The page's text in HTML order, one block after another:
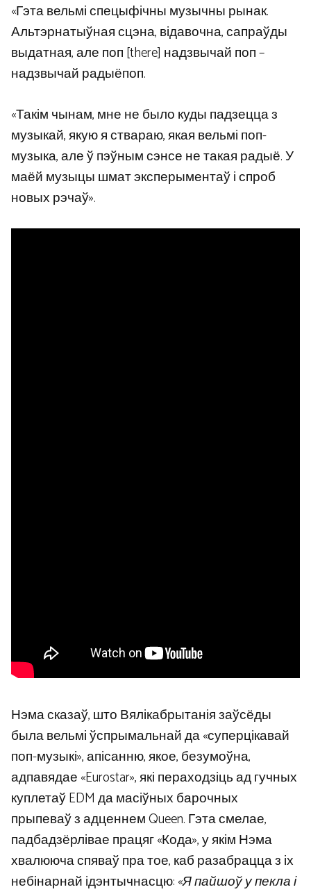
«Гэта вельмі спецыфічны музычны рынак.
Альтэрнатыўная сцэна, відавочна, сапраўды
выдатная, але поп [there] надзвычай поп –
надзвычай радыёпоп.
«Такім чынам, мне не было куды падзецца з
музыкай, якую я ствараю, якая вельмі поп-
музыка, але ў пэўным сэнсе не такая радыё. У
маёй музыцы шмат эксперыментаў і спроб
новых рэчаў».
Нэма сказаў, што Вялікабрытанія заўсёды
была вельмі ўспрымальнай да «суперцікавай
поп-музыкі», апісанню, якое, безумоўна,
адпавядае «Eurostar», які пераходзіць ад гучных
куплетаў EDM да масіўных барочных
прыпеваў з адценнем Queen. Гэта смелае,
падбадзёрлівае працяг «Кода», у якім Нэма
хвалююча спяваў пра тое, каб разабрацца з іх
небінарнай ідэнтычнасцю: «Я пайшоў у пекла і